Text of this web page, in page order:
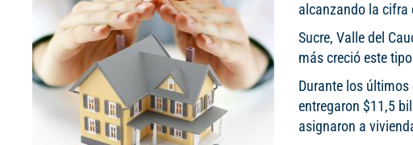
alcanzando la cifra
Sucre, Valle del
más creció este
Durante los
entregaron $11,5
asignaron a